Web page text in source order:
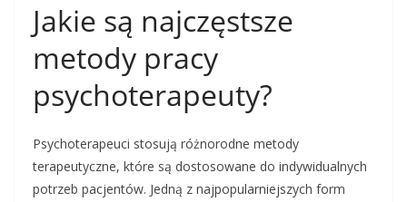
Jakie są najczęstsze
metody pracy
psychoterapeuty?
Psychoterapeuci stosują różnorodne metody
terapeutyczne, które są dostosowane do indywidualnych
potrzeb pacjentów. Jedną z najpopularniejszych form